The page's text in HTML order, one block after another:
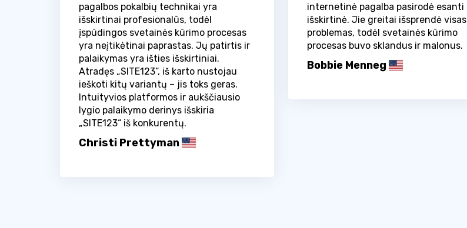
pagalbos pokalbių technikai yra
išskirtinai profesionalūs, todėl
įspūdingos svetainės kūrimo procesas
yra neįtikėtinai paprastas. Jų patirtis ir
palaikymas yra išties išskirtiniai.
Atradęs „SITE123“, iš karto nustojau
ieškoti kitų variantų – jis toks geras.
Intuityvios platformos ir aukščiausio
lygio palaikymo derinys išskiria
„SITE123“ iš konkurentų.
Christi Prettyman
internetinė pagalba pasirodė esanti
išskirtinė. Jie greitai išsprendė visas
problemas, todėl svetainės kūrimo
procesas buvo sklandus ir malonus.
Bobbie Menneg